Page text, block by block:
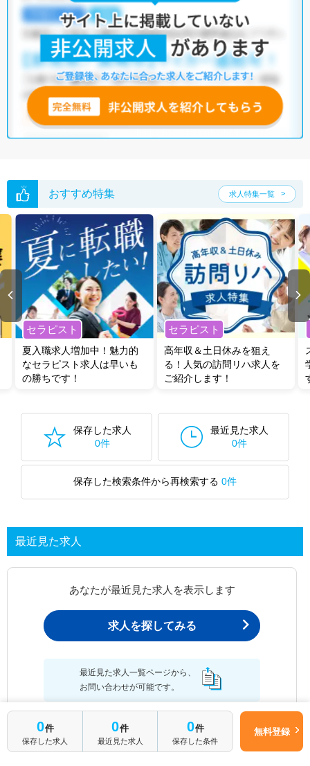
おすすめ特集 求人特集一覧
セラピスト
夏入職求人増加中！魅力的
なセラピスト求人は早いも
の勝ちです！
セラピスト
高年収＆土日休みを狙え
る！人気の訪問リハ求人を
ご紹介します！
保存した求人
0件
最近見た求人
0件
保存した検索条件から再検索する 0件
最近見た求人
あなたが最近見た求人を表示します
求人を探してみる
最近見た求人一覧ページから、
お問い合わせが可能です。
最近見た求人一覧
0件
保存した求人
0件
最近見た求人
0件
保存した条件
無料登録